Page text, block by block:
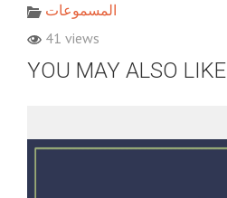
المسموعات
41 views
YOU MAY ALSO LIKE